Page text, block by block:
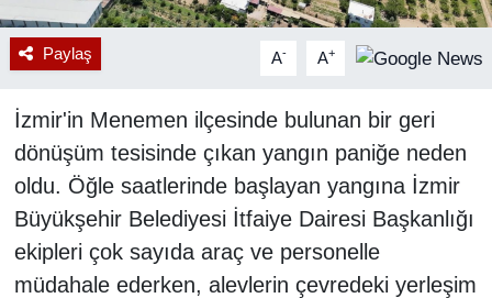
Paylaş A- A+
İzmir'in Menemen ilçesinde bulunan bir geri
dönüşüm tesisinde çıkan yangın paniğe neden
oldu. Öğle saatlerinde başlayan yangına İzmir
Büyükşehir Belediyesi İtfaiye Dairesi Başkanlığı
ekipleri çok sayıda araç ve personelle
müdahale ederken, alevlerin çevredeki yerleşim